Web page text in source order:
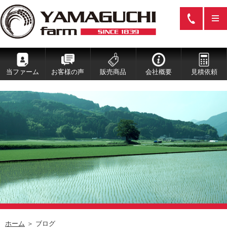
当ファーム お客様の声 販売商品 会社概要 見積依頼
ホーム ＞ ブログ